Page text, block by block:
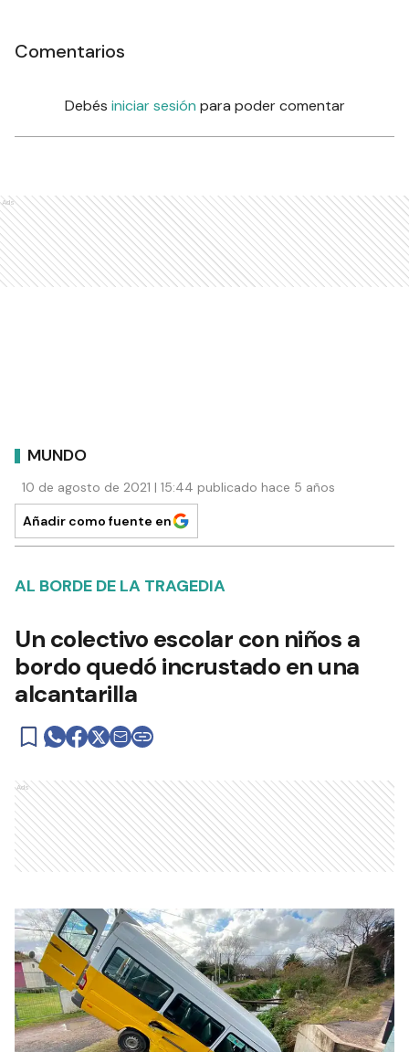
Comentarios
Debés iniciar sesión para poder comentar
Ads
MUNDO
10 de agosto de 2021 | 15:44 publicado hace 5 años
Añadir como fuente en
AL BORDE DE LA TRAGEDIA
Un colectivo escolar con niños a
bordo quedó incrustado en una
alcantarilla
Ads